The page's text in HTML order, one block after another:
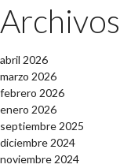
Archivos
abril 2026
marzo 2026
febrero 2026
enero 2026
septiembre 2025
diciembre 2024
noviembre 2024